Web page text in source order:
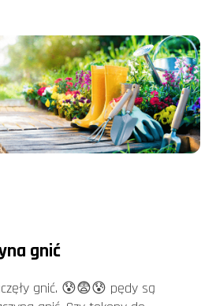
gnić
gnić. 😰😨😰 pędy są